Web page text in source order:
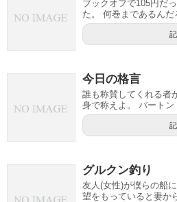
ブックオフで105円だ
た。 何巻まであるんだ
今日の格言
誰も称賛してくれる者
身で称えよ。 バートン
グルクン釣り
友人(女性)が僕らの船
望をもっていると妻か